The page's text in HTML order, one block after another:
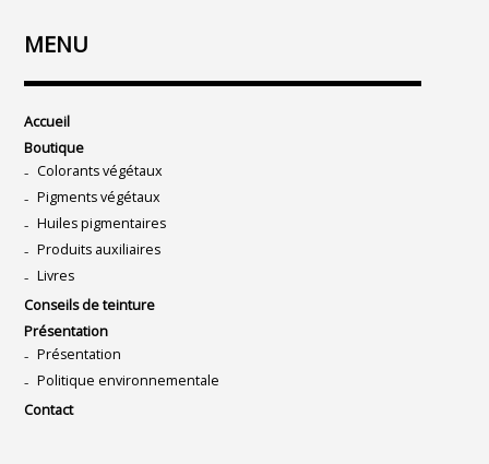
MENU
Accueil
Boutique
Colorants végétaux
Pigments végétaux
Huiles pigmentaires
Produits auxiliaires
Livres
Conseils de teinture
Présentation
Présentation
Politique environnementale
Contact